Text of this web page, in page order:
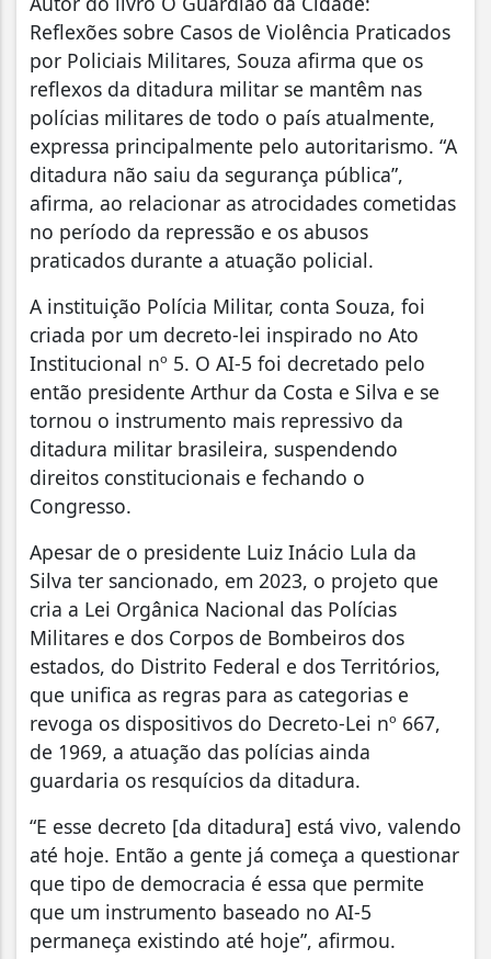
Reflexões sobre Casos de Violência Praticados
por Policiais Militares, Souza afirma que os
reflexos da ditadura militar se mantêm nas
polícias militares de todo o país atualmente,
expressa principalmente pelo autoritarismo. “A
ditadura não saiu da segurança pública”,
afirma, ao relacionar as atrocidades cometidas
no período da repressão e os abusos
praticados durante a atuação policial.
A instituição Polícia Militar, conta Souza, foi
criada por um decreto-lei inspirado no Ato
Institucional nº 5. O AI-5 foi decretado pelo
então presidente Arthur da Costa e Silva e se
tornou o instrumento mais repressivo da
ditadura militar brasileira, suspendendo
direitos constitucionais e fechando o
Congresso.
Apesar de o presidente Luiz Inácio Lula da
Silva ter sancionado, em 2023, o projeto que
cria a Lei Orgânica Nacional das Polícias
Militares e dos Corpos de Bombeiros dos
estados, do Distrito Federal e dos Territórios,
que unifica as regras para as categorias e
revoga os dispositivos do Decreto-Lei nº 667,
de 1969, a atuação das polícias ainda
guardaria os resquícios da ditadura.
“E esse decreto [da ditadura] está vivo, valendo
até hoje. Então a gente já começa a questionar
que tipo de democracia é essa que permite
que um instrumento baseado no AI-5
permaneça existindo até hoje”, afirmou.